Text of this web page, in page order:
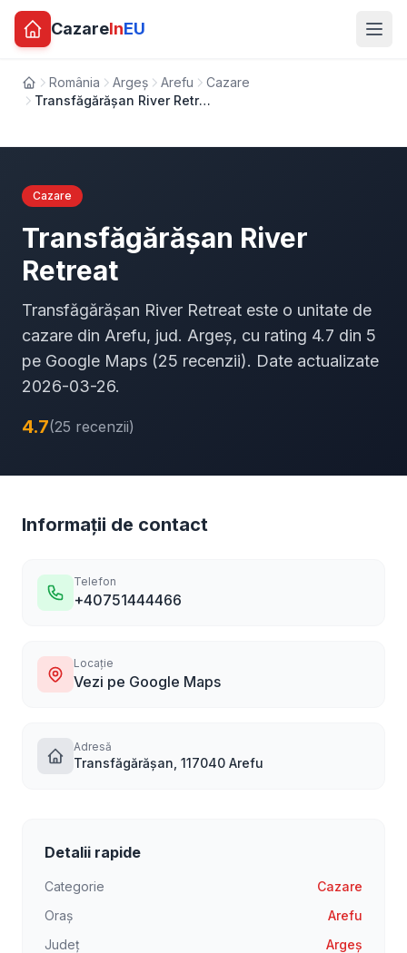
CazareInEU
AcasăRomânia Argeș Arefu
Cazare
Transfăgărășan River Retreat
Cazare
Transfăgărășan River
Retreat
Transfăgărășan River Retreat este o unitate de
cazare din Arefu, jud. Argeș, cu rating 4.7 din 5
pe Google Maps (25 recenzii). Date actualizate
2026-03-26.
4.7(25 recenzii)
Informații de contact
Telefon
+40751444466
Locație
Vezi pe Google Maps
Adresă
Transfăgărășan, 117040 Arefu
Detalii rapide
Categorie
Cazare
Oraș
Arefu
Județ
Argeș